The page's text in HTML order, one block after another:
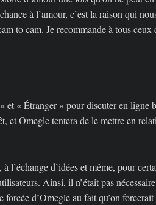
à l’amour, c’est la raison qui
to cam. Je recommande à tous
et « Étranger » pour discuter en
Omegle tentera de le mettre en
l’échange d’idées et même, pour
Ainsi, il n’était pas
d’Omegle au fait qu’on